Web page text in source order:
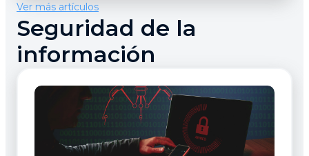
Ver más artículos
Seguridad de la
información